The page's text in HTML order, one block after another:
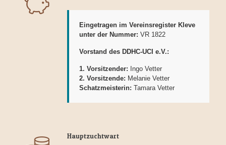
Eingetragen im Vereinsregister Kleve
unter der Nummer: VR 1822
Vorstand des DDHC-UCI e.V.:
1. Vorsitzender: Ingo Vetter
2. Vorsitzende: Melanie Vetter
Schatzmeisterin: Tamara Vetter
Hauptzuchtwart